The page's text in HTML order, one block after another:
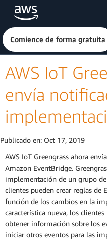
Saltar al contenido principal
Haga clic aquí para
Comience de forma gratuita
AWS IoT
envía
Publicado en: Oct 17, 2019
AWS IoT Greengrass ahora
Amazon EventBridge.
implementación de un grupo
clientes pueden crear reglas de
función de los cambios en la
característica nueva, los
obtener información sobre los
iniciar otros eventos para las